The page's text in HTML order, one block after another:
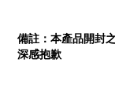
備註：本產品開封
深感抱歉